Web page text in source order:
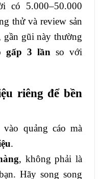
có 5.000–50.000
thử và review sản
gần gũi này thường
gấp 3 lầnso với
riêng để bền
quảng cáo mà
.
, không phải là
Hãy song song